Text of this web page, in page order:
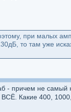
при малых
то там уже
- причем не самый
Какие 400,